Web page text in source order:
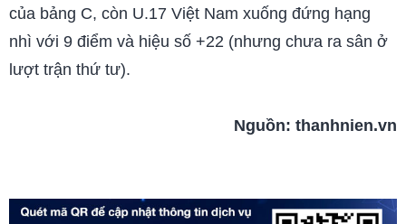
của bảng C, còn U.17 Việt Nam xuống đứng hạng
nhì với 9 điểm và hiệu số +22 (nhưng chưa ra sân ở
lượt trận thứ tư).
Nguồn: thanhnien.vn